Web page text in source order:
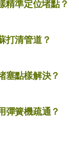
精準定位堵點？
打清管道？
塞點樣解決？
彈簧機疏通？